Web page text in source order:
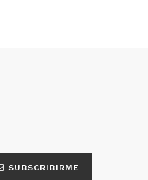
SUBSCRIBIRME